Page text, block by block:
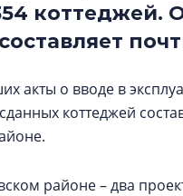
коттеджей.
акты о вводе в
коттеджей
районе – два